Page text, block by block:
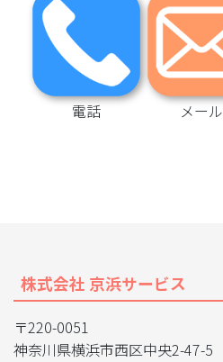
電話 メール
株式会社 京浜サービス
〒220-0051
神奈川県横浜市西区中央2-47-5